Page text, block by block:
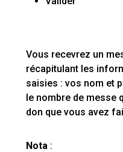
Vous recevrez un
récapitulant les
saisies : vos nom et
le nombre de messe
don que vous avez
Nota :